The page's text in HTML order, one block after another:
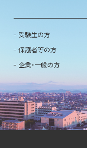
受験生の方
保護者等の方
企業・一般の方